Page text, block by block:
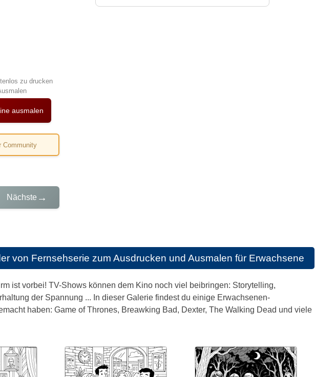
zu drucken
ausmalen
Community
Nächste →
von Fernsehserie zum Ausdrucken und Ausmalen für Erwachsene
ist vorbei! TV-Shows können dem Kino noch viel beibringen: Storytelling,
der Spannung ... In dieser Galerie findest du einige Erwachsenen-
haben: Game of Thrones, Breawking Bad, Dexter, The Walking Dead und viele